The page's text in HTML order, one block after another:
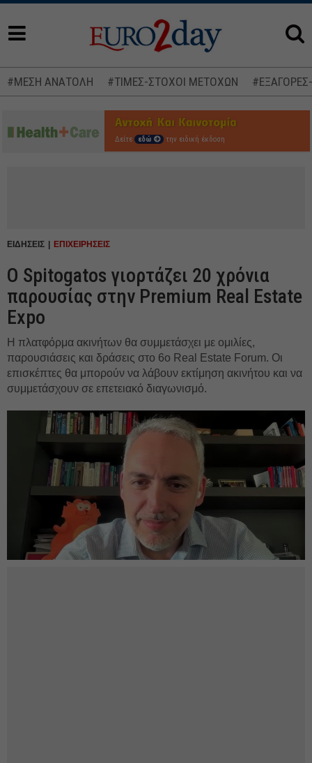
#ΜΕΣΗ ΑΝΑΤΟΛΗ #ΤΙΜΕΣ-ΣΤΟΧΟΙ ΜΕΤΟΧΩΝ
Δείτε εδώ την ειδική έκδοση
ΕΙΔΗΣΕΙΣ ΕΠΙΧΕΙΡΗΣΕΙΣ
Ο Spitogatos γιορτάζει 20 χρόνια
παρουσίας στην Premium Real Estate
Expo
Η πλατφόρμα ακινήτων θα συμμετάσχει με ομιλίες,
παρουσιάσεις και δράσεις στο 6ο Real Estate Forum. Οι
επισκέπτες θα μπορούν να λάβουν εκτίμηση ακινήτου και να
συμμετάσχουν σε επετειακό διαγωνισμό.